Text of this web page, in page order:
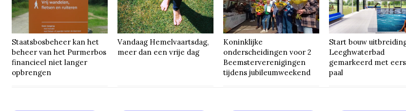
Staatsbosbeheer kan het
beheer van het Purmerbos
financieel niet langer
opbrengen
Vandaag Hemelvaartsdag,
meer dan een vrije dag
Koninklijke
onderscheidingen voor 2
Beemsterverenigingen
tijdens jubileumweekend
Start bouw
Leeghwaterbad
gemarkeerd met
paal